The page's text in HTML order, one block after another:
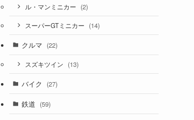
ル・マンミニカー (2)
スーパーGTミニカー (14)
クルマ (22)
スズキツイン (13)
バイク (27)
鉄道 (59)